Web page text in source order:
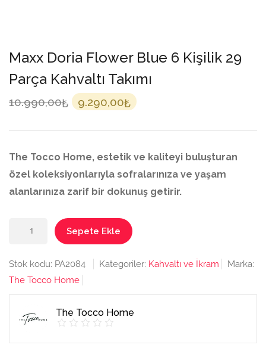
Maxx Doria Flower Blue 6 Kişilik 29
Parça Kahvaltı Takımı
10.990,00₺ Orijinal
10.990,00₺.
9.290,00₺ Şu
fiyat:
9.290,00₺.
The Tocco Home, estetik ve kaliteyi buluşturan
özel koleksiyonlarıyla sofralarınıza ve yaşam
alanlarınıza zarif bir dokunuş getirir.
Sepete Ekle
Stok kodu: PA2084 Kategoriler: Kahvaltı ve İkram
Marka:
The Tocco Home
The Tocco Home